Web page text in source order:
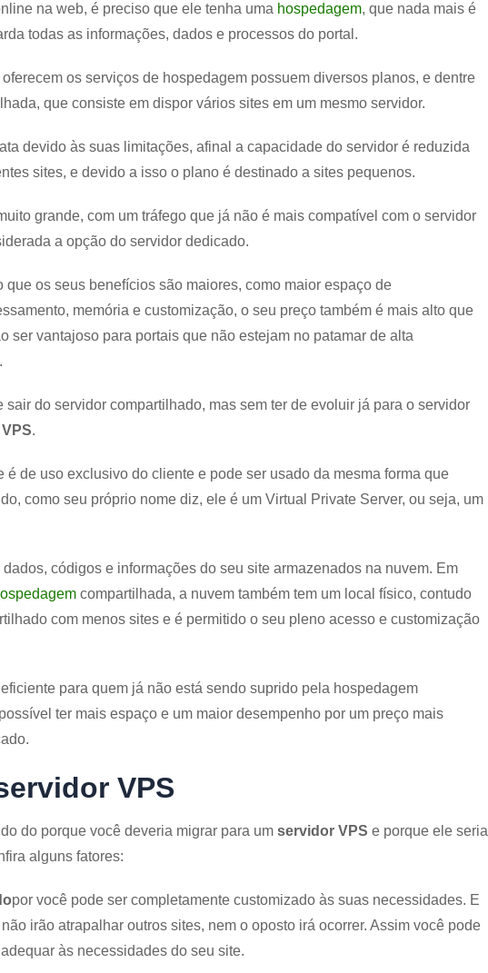
na web, é preciso que ele tenha uma hospedagem, que nada mais é
todas as informações, dados e processos do portal.
os serviços de hospedagem possuem diversos planos, e dentre
que consiste em dispor vários sites em um mesmo servidor.
devido às suas limitações, afinal a capacidade do servidor é reduzida
sites, e devido a isso o plano é destinado a sites pequenos.
grande, com um tráfego que já não é mais compatível com o servidor
a opção do servidor dedicado.
que os seus benefícios são maiores, como maior espaço de
memória e customização, o seu preço também é mais alto que
ser vantajoso para portais que não estejam no patamar de alta
sair do servidor compartilhado, mas sem ter de evoluir já para o servidor
.
é de uso exclusivo do cliente e pode ser usado da mesma forma que
como seu próprio nome diz, ele é um Virtual Private Server, ou seja, um
códigos e informações do seu site armazenados na nuvem. Em
compartilhada, a nuvem também tem um local físico, contudo
com menos sites e é permitido o seu pleno acesso e customização
para quem já não está sendo suprido pela hospedagem
ter mais espaço e um maior desempenho por um preço mais
VPS
do porque você deveria migrar para um servidor VPS e porque ele seria
alguns fatores:
por você pode ser completamente customizado às suas necessidades. E
irão atrapalhar outros sites, nem o oposto irá ocorrer. Assim você pode
às necessidades do seu site.